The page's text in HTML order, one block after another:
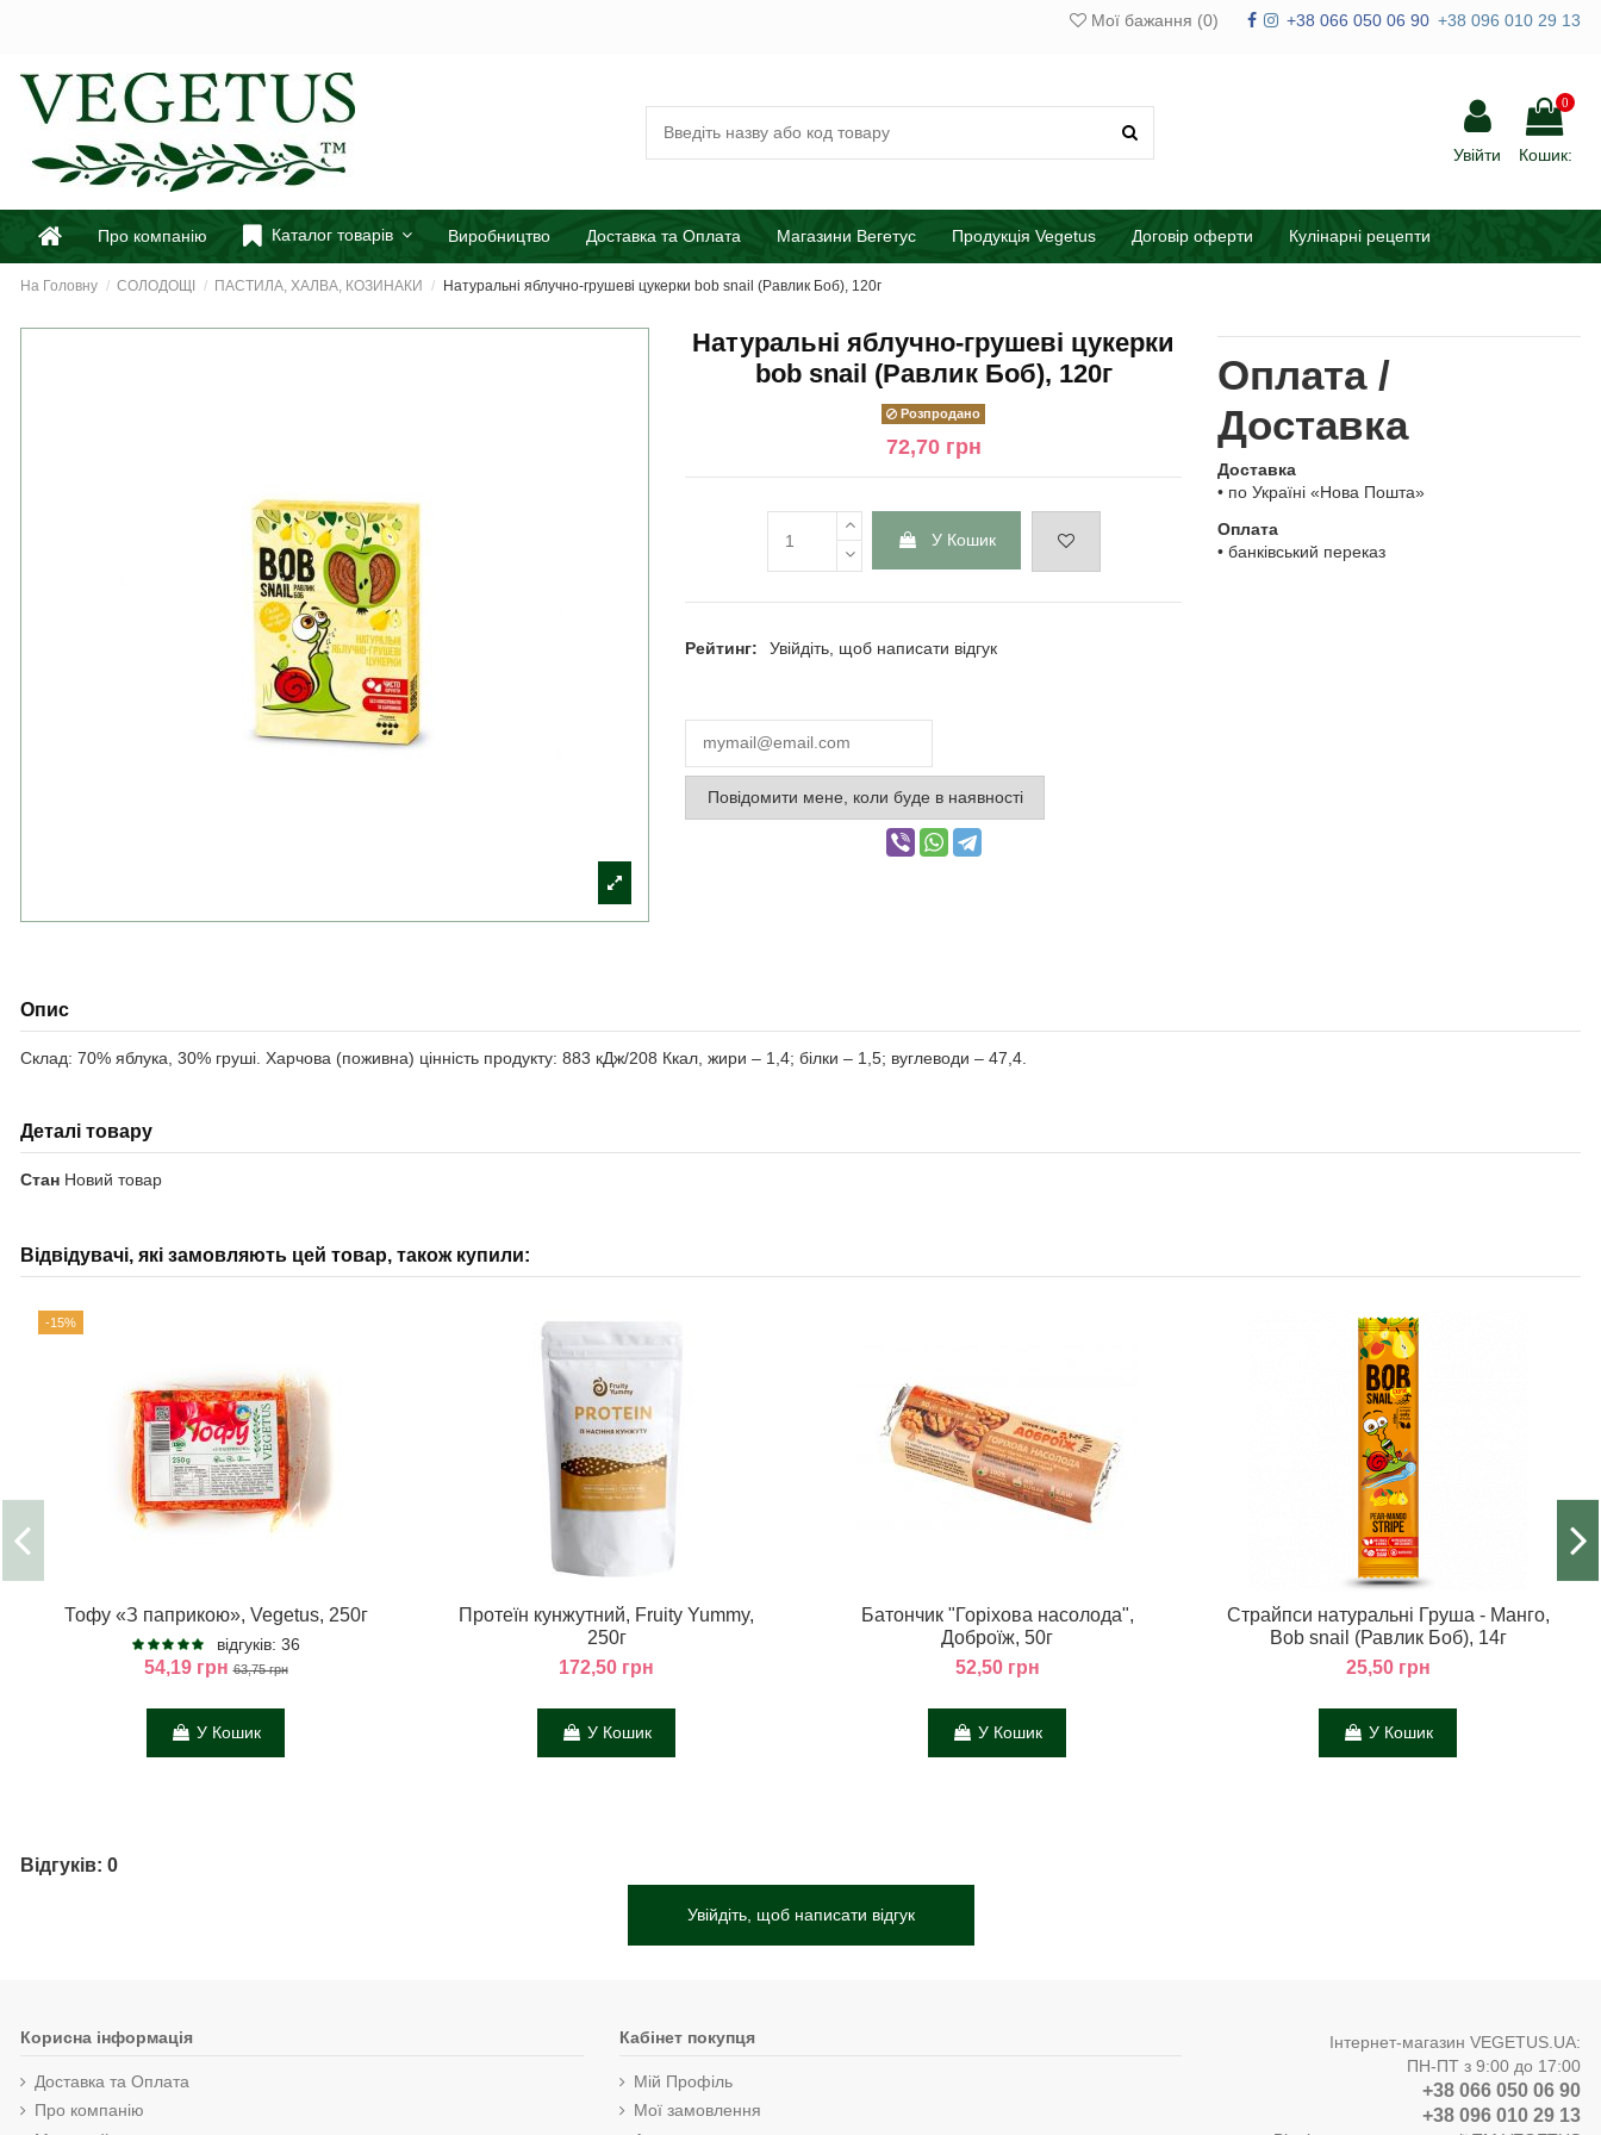
Мої бажання (0) +38 066 050 06 90 +38 096 010 29 13
Увійти
0
Кошик:
Про компанію Каталог товарів Виробництво Доставка та Оплата Магазини Вегетус Продукція Vegetus Договір оферти Кулінарні рецепти
На Головну СОЛОДОЩІ ПАСТИЛА, ХАЛВА, КОЗИНАКИ Натуральні яблучно-грушеві цукерки bob snail (Равлик Боб), 120г
Натуральні яблучно-грушеві цукерки
bob snail (Равлик Боб), 120г
Розпродано
72,70 грн
У Кошик
Рейтинг: Увійдіть, щоб написати відгук
Повідомити мене, коли буде в наявності
Оплата /
Доставка
Доставка
• по Україні «Нова Пошта»
Оплата
• банківський переказ
Опис
Склад: 70% яблука, 30% груші. Харчова (поживна) цінність продукту: 883 кДж/208 Ккал, жири – 1,4; білки – 1,5; вуглеводи – 47,4.
Деталі товару
Стан Новий товар
Відвідувачі, які замовляють цей товар, також купили:
-15%
Тофу «З паприкою», Vegetus, 250г
відгуків: 36
54,19 грн 63,75 грн
У Кошик
Протеїн кунжутний, Fruity Yummy,
250г
172,50 грн
У Кошик
Батончик "Горіхова насолода",
Доброїж, 50г
52,50 грн
У Кошик
Страйпси натуральні Груша - Манго,
Bob snail (Равлик Боб), 14г
25,50 грн
У Кошик
Відгуків: 0
Увійдіть, щоб написати відгук
Корисна інформація
Доставка та Оплата
Про компанію
Кабінет покупця
Мій Профіль
Мої замовлення
Інтернет-магазин VEGETUS.UA:
ПН-ПТ з 9:00 до 17:00
+38 066 050 06 90
+38 096 010 29 13